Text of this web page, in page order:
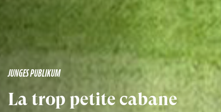
JUNGES PUBLIKUM
La trop petite cabane